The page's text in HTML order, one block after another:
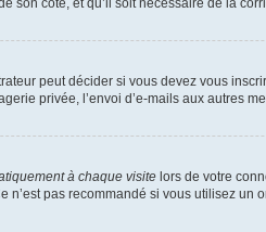
son côté, et qu’il soit nécessaire de la
peut décider si vous devez vous
privée, l’envoi d’e-mails aux autres
à chaque visite lors de votre
n’est pas recommandé si vous utilisez